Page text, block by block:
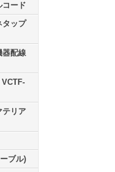
コード
タップ
器配線
テリア
ブル)